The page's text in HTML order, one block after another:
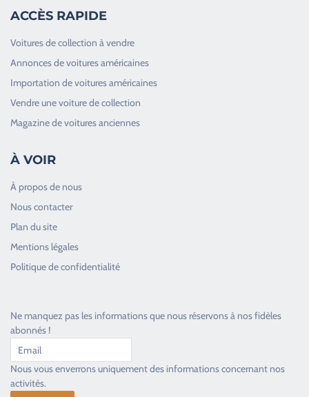
ACCÈS RAPIDE
Voitures de collection à vendre
Annonces de voitures américaines
Importation de voitures américaines
Vendre une voiture de collection
Magazine de voitures anciennes
À VOIR
À propos de nous
Nous contacter
Plan du site
Mentions légales
Politique de confidentialité
Ne manquez pas les informations que nous réservons à nos fidèles
abonnés !
Nous vous enverrons uniquement des informations concernant nos
activités.
Toujours heureux d'aider les passionnés